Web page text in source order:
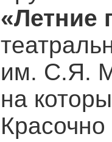
«Летние
им. С.Я.
на